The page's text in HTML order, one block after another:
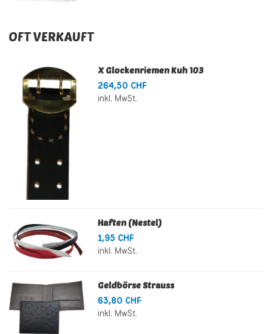
OFT VERKAUFT
X Glockenriemen Kuh 103
264,50 CHF
inkl. MwSt.
Haften (Nestel)
1,95 CHF
inkl. MwSt.
Geldbörse Strauss
63,80 CHF
inkl. MwSt.